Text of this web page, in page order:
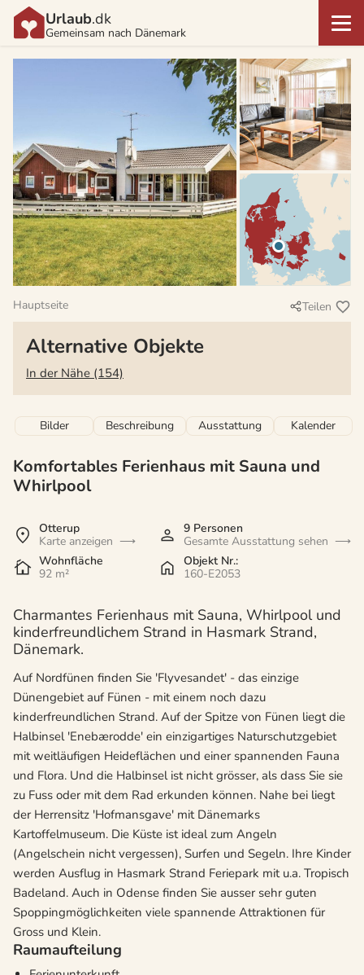
Urlaub.dk
Gemeinsam nach Dänemark
Hauptseite Teilen
Alternative Objekte
In der Nähe (154)
Bilder Beschreibung Ausstattung Kalender
Komfortables Ferienhaus mit Sauna und
Whirlpool
Otterup
Karte anzeigen
9 Personen
Gesamte Ausstattung sehen
Wohnfläche
92 m²
Objekt Nr.:
160-E2053
Charmantes Ferienhaus mit Sauna, Whirlpool und
kinderfreundlichem Strand in Hasmark Strand,
Dänemark.
Auf Nordfünen finden Sie 'Flyvesandet' - das einzige
Dünengebiet auf Fünen - mit einem noch dazu
kinderfreundlichen Strand. Auf der Spitze von Fünen liegt die
Halbinsel 'Enebærodde' ein einzigartiges Naturschutzgebiet
mit weitläufigen Heideflächen und einer spannenden Fauna
und Flora. Und die Halbinsel ist nicht grösser, als dass Sie sie
zu Fuss oder mit dem Rad erkunden können. Nahe bei liegt
der Herrensitz 'Hofmansgave' mit Dänemarks
Kartoffelmuseum. Die Küste ist ideal zum Angeln
(Angelschein nicht vergessen), Surfen und Segeln. Ihre Kinder
werden Ausflug in Hasmark Strand Feriepark mit u.a. Tropisch
Badeland. Auch in Odense finden Sie ausser sehr guten
Spoppingmöglichkeiten viele spannende Attraktionen für
Gross und Klein.
Raumaufteilung